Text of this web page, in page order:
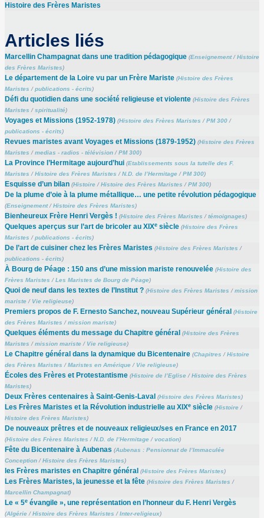
Histoire des Frères Maristes
Articles liés
Marcellin Champagnat dans une tradition pédagogique (Enseignement/Histoire
des Frères Maristes)
Le département de la Loire vu par un Frère Mariste (Histoire des Frères
Maristes /publications - écrits)
Défi du quotidien dans une société religieuse et violente (Histoire des Frères
Maristes / spiritualité)
Voyages et Missions (1952-1978) (Histoire des Frères Maristes /PM 300/
publications - écrits)
Revues maristes avant Voyages et Missions (1879-1952) (Histoire des Frères
Maristes /medias - radios - télévision/PM 300)
La Province l’Hermitage aujourd’hui (Etablissements sous la tutelle des F.
Maristes /Histoire des Frères Maristes /N.D. de l’Hermitage/PM 300)
Esquisse d’un bilan (Histoire/Histoire des Frères Maristes /PM 300)
De la plume d’oie à la plume métallique… une petite révolution pédagogique
(Enseignement/Histoire des Frères Maristes)
Bienheureux Frère Henri Vergès ! (Histoire des Frères Maristes /témoignages)
Quelques aperçus sur l’art de bricoler au XIXesiècle (Histoire des Frères
Maristes /publications - écrits)
De l’art de cuisiner chez les Frères Maristes (Histoire des Frères Maristes /
publications - écrits)
À Bourg de Péage : 150 ans d’une mission mariste renouvelée (Histoire des
Frères Maristes /Les Maristes de Bourg de Péage)
Quoi de neuf dans les textes de l’Institut ? (Histoire des Frères Maristes /mission
mariste/ Vie religieuse)
Premiers propos de F. Ernesto Sanchez, nouveau Supérieur général (Histoire
des Frères Maristes /mission mariste)
Quelques éléments du message du Chapitre général (Histoire des Frères
Maristes /mission mariste/ Vie religieuse)
Le Chapitre général dans la dynamique du Bicentenaire (Chapitres /Histoire
des Frères Maristes /Maristes en Amérique/ Vie religieuse)
Écoles des Frères et Protestantisme (Histoire de l’Eglise/Histoire des Frères
Maristes)
Deux Frères centenaires à Saint-Genis-Laval (Histoire des Frères Maristes)
Les Frères Maristes et la Révolution industrielle au XIXesiècle (Histoire/
Histoire des Frères Maristes)
De nouveaux prêtres et de nouveaux religieux/ses en France en 2017
(Histoire des Frères Maristes /N.D. de l’Hermitage/vocation)
Fête du Bicentenaire à Aubenas (Aubenas : Pensionnat de l’Immaculée
Conception/Histoire des Frères Maristes)
les Frères maristes en Chapitre général (Histoire des Frères Maristes)
Les Frères Maristes, la jeunesse et la fête (Histoire des Frères Maristes /
Marcellin Champagnat)
Le « 5eévangile », une représentation en l’honneur du F. Henri Vergès
(Algérie/Histoire des Frères Maristes /Inter-religieux)